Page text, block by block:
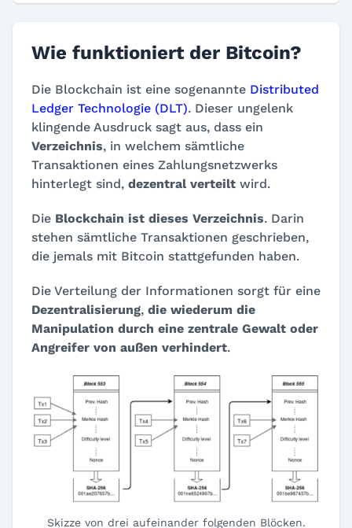
Wie funktioniert der Bitcoin?
Die Blockchain ist eine sogenannte Distributed
Ledger Technologie (DLT). Dieser ungelenk
klingende Ausdruck sagt aus, dass ein
Verzeichnis, in welchem sämtliche
Transaktionen eines Zahlungsnetzwerks
hinterlegt sind, dezentral verteilt wird.
Die Blockchain ist dieses Verzeichnis. Darin
stehen sämtliche Transaktionen geschrieben,
die jemals mit Bitcoin stattgefunden haben.
Die Verteilung der Informationen sorgt für eine
Dezentralisierung, die wiederum die
Manipulation durch eine zentrale Gewalt oder
Angreifer von außen verhindert.
Skizze von drei aufeinander folgenden Blöcken.